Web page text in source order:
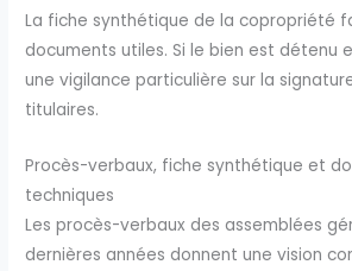
La fiche synthétique de la copropriété
documents utiles. Si le bien est détenu
une vigilance particulière sur la
titulaires.
Procès-verbaux, fiche synthétique et
techniques
Les procès-verbaux des assemblées
dernières années donnent une vision